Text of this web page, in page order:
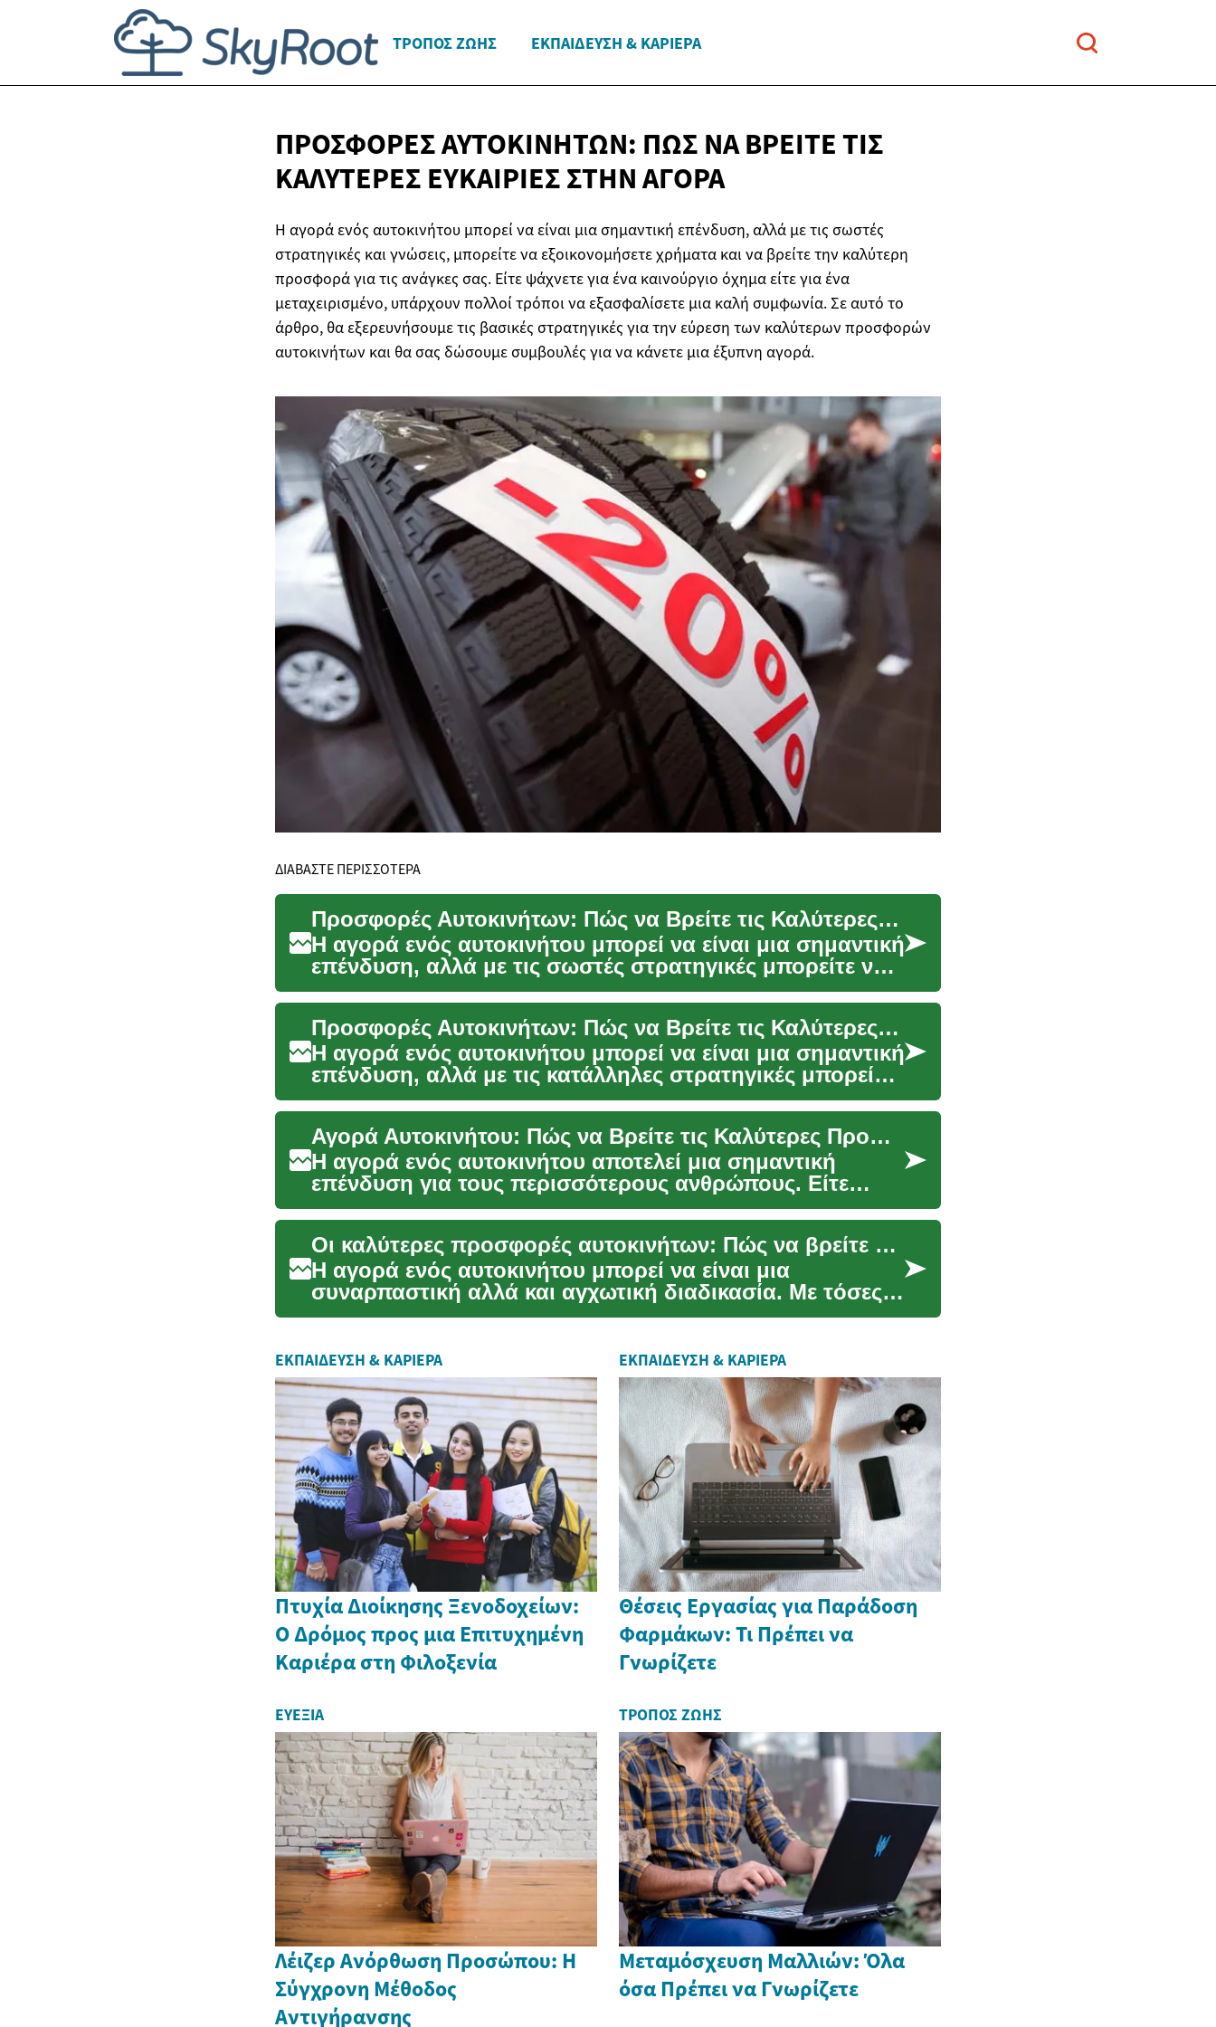
ΤΡΌΠΟΣ ΖΩΉΣ ΕΚΠΑΊΔΕΥΣΗ & ΚΑΡΙΈΡΑ
ΠΡΟΣΦΟΡΈΣ ΑΥΤΟΚΙΝΉΤΩΝ: ΠΏΣ ΝΑ ΒΡΕΊΤΕ ΤΙΣ
ΚΑΛΎΤΕΡΕΣ ΕΥΚΑΙΡΊΕΣ ΣΤΗΝ ΑΓΟΡΆ
Η αγορά ενός αυτοκινήτου μπορεί να είναι μια σημαντική επένδυση, αλλά με τις σωστές
στρατηγικές και γνώσεις, μπορείτε να εξοικονομήσετε χρήματα και να βρείτε την καλύτερη
προσφορά για τις ανάγκες σας. Είτε ψάχνετε για ένα καινούργιο όχημα είτε για ένα
μεταχειρισμένο, υπάρχουν πολλοί τρόποι να εξασφαλίσετε μια καλή συμφωνία. Σε αυτό το
άρθρο, θα εξερευνήσουμε τις βασικές στρατηγικές για την εύρεση των καλύτερων προσφορών
αυτοκινήτων και θα σας δώσουμε συμβουλές για να κάνετε μια έξυπνη αγορά.
ΔΙΑΒΑΣΤΕ ΠΕΡΙΣΣΟΤΕΡΑ
Προσφορές Αυτοκινήτων: Πώς να Βρείτε τις Καλύτερες Ευκαιρίες
Η αγορά ενός αυτοκινήτου μπορεί να είναι μια σημαντική
επένδυση, αλλά με τις σωστές στρατηγικές μπορείτε να
εξοικονομ...
Προσφορές Αυτοκινήτων: Πώς να Βρείτε τις Καλύτερες Ευκαιρίες στην Αγορά
Η αγορά ενός αυτοκινήτου μπορεί να είναι μια σημαντική
επένδυση, αλλά με τις κατάλληλες στρατηγικές μπορείτε
να εξοικ...
Αγορά Αυτοκινήτου: Πώς να Βρείτε τις Καλύτερες Προσφορές
Η αγορά ενός αυτοκινήτου αποτελεί μια σημαντική
επένδυση για τους περισσότερους ανθρώπους. Είτε
πρόκειται για το πρώτ...
Οι καλύτερες προσφορές αυτοκινήτων: Πώς να βρείτε την ιδανική συμφωνία
Η αγορά ενός αυτοκινήτου μπορεί να είναι μια
συναρπαστική αλλά και αγχωτική διαδικασία. Με τόσες
πολλές επιλογές και ...
ΕΚΠΑΊΔΕΥΣΗ & ΚΑΡΙΈΡΑ
Πτυχία Διοίκησης Ξενοδοχείων:
Ο Δρόμος προς μια Επιτυχημένη
Καριέρα στη Φιλοξενία
ΕΚΠΑΊΔΕΥΣΗ & ΚΑΡΙΈΡΑ
Θέσεις Εργασίας για Παράδοση
Φαρμάκων: Τι Πρέπει να
Γνωρίζετε
ΕΥΕΞΊΑ
Λέιζερ Ανόρθωση Προσώπου: Η
Σύγχρονη Μέθοδος
Αντιγήρανσης
ΤΡΌΠΟΣ ΖΩΉΣ
Μεταμόσχευση Μαλλιών: Όλα
όσα Πρέπει να Γνωρίζετε